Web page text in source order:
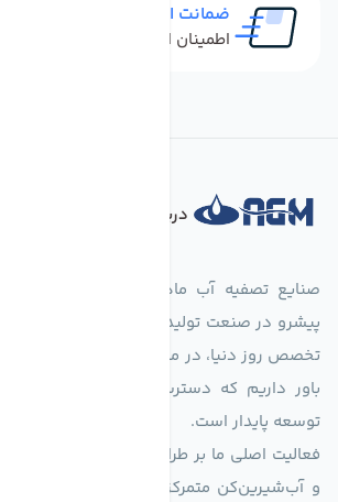
ضمانت اصل بودن کالا
اطمینان از خرید کالای اورجینال
درباره فروشگاه
پیشرو در صنعت تولید تجهیزات تصفیه آب، با
تخصص روز دنیا، در مسیر تأمین آب سالم و
باور داریم که دسترسی به آب پاک، یک حق
توسعه پایدار است.
فعالیت اصلی ما بر طراحی و تولید سیستم‌های
و آب‌شیرین‌کن متمرکز است. ما با بهره‌گیری